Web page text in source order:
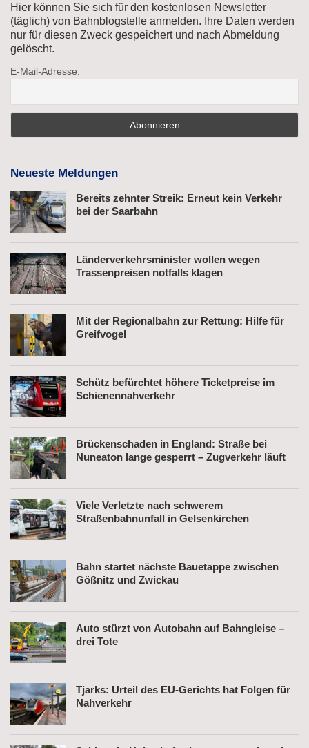
Hier können Sie sich für den kostenlosen Newsletter
(täglich) von Bahnblogstelle anmelden. Ihre Daten werden
nur für diesen Zweck gespeichert und nach Abmeldung
gelöscht.
E-Mail-Adresse:
Neueste Meldungen
Bereits zehnter Streik: Erneut kein Verkehr
bei der Saarbahn
Länderverkehrsminister wollen wegen
Trassenpreisen notfalls klagen
Mit der Regionalbahn zur Rettung: Hilfe für
Greifvogel
Schütz befürchtet höhere Ticketpreise im
Schienennahverkehr
Brückenschaden in England: Straße bei
Nuneaton lange gesperrt – Zugverkehr läuft
Viele Verletzte nach schwerem
Straßenbahnunfall in Gelsenkirchen
Bahn startet nächste Bauetappe zwischen
Gößnitz und Zwickau
Auto stürzt von Autobahn auf Bahngleise –
drei Tote
Tjarks: Urteil des EU-Gerichts hat Folgen für
Nahverkehr